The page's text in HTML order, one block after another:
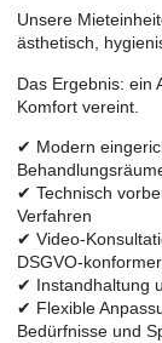
Unsere
ästhetisch,
Das Ergebnis: ein
Komfort vereint.
✔ Modern
✔ Technisch
Verfahren
✔ Video-
DSGVO-
✔ Instandhaltung
✔ Flexible
Bedürfnisse und